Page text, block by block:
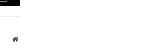
Email
Website